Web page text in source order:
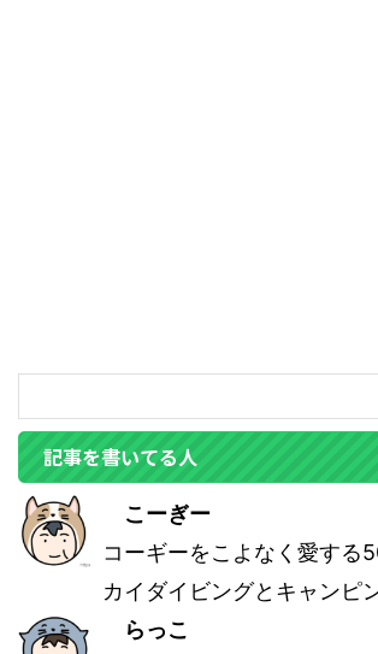
記事を書いてる人
こーぎー
コーギーをこよなく愛する
カイダイビングとキャンピ
らっこ